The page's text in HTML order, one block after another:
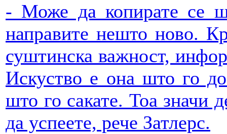
- Може да копирате се
направите нешто ново.
суштинска важност,
Искуство е она што го
што го сакате. Тоа значи
да успеете, рече Затлерс.